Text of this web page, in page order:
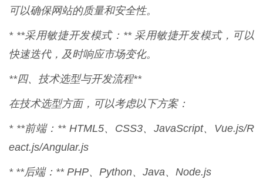
可以确保网站的质量和安全性。
* **采用敏捷开发模式：** 采用敏捷开发模式，可以
快速迭代，及时响应市场变化。
**四、技术选型与开发流程**
在技术选型方面，可以考虑以下方案：
* **前端：** HTML5、CSS3、JavaScript、Vue.js/R
eact.js/Angular.js
* **后端：** PHP、Python、Java、Node.js